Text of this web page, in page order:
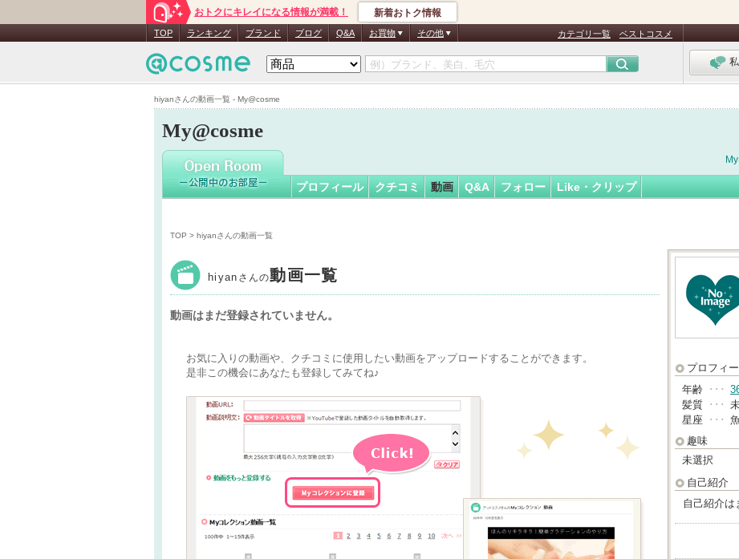
hiyanさんの動画一覧 - My@cosme
おトクにキレイになる情報が満載！ 新着おトク情報
TOP ランキング ブランド ブログ Q&A お買物 その他 カテゴリ一覧 ベストコスメ
My@cosme
hiyanさん
プロフィール クチコミ 動画 Q&A フォロー Like・クリップ
TOP > hiyanさんの動画一覧
hiyan さんの動画一覧
動画はまだ登録されていません。
お気に入りの動画や、クチコミに使用したい動画をアップロードすることができます。
是非この機会にあなたも登録してみてね♪
プロフィ
年齢 ･･･
髪質 ･･･
星座 ･･･
趣味
未選択
自己紹介
自己紹介は